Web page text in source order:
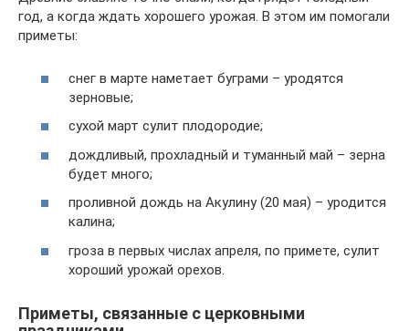
год, а когда ждать хорошего урожая. В этом им помогали
приметы:
снег в марте наметает буграми – уродятся
зерновые;
сухой март сулит плодородие;
дождливый, прохладный и туманный май – зерна
будет много;
проливной дождь на Акулину (20 мая) – уродится
калина;
гроза в первых числах апреля, по примете, сулит
хороший урожай орехов.
Приметы, связанные с церковными